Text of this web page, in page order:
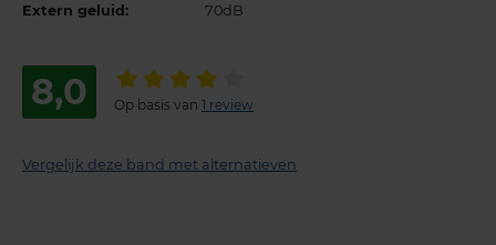
Extern geluid: 70dB
8,0 Op basis van 1 review
Vergelijk deze band met alternatieven